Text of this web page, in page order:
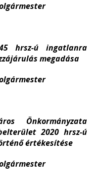
hrsz-ú ingatlanra
megadása
Önkormányzata
2020 hrsz-ú
értékesítése